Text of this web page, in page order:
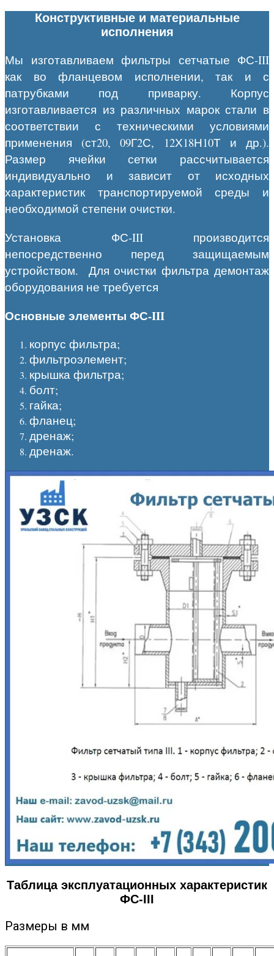
Конструктивные и материальные
исполнения
Мы изготавливаем фильтры сетчатые ФС-III
как во фланцевом исполнении, так и с
патрубками под приварку. Корпус
изготавливается из различных марок стали в
соответствии с техническими условиями
применения (ст20, 09Г2С, 12Х18Н10Т и др.).
Размер ячейки сетки рассчитывается
индивидуально и зависит от исходных
характеристик транспортируемой среды и
необходимой степени очистки.
Установка ФС-III производится
непосредственно перед защищаемым
устройством. Для очистки фильтра демонтаж
оборудования не требуется
Основные элементы ФС-III
корпус фильтра;
фильтроэлемент;
крышка фильтра;
болт;
гайка;
фланец;
дренаж;
дренаж.
Таблица эксплуатационных характеристик
ФС-III
Размеры в мм